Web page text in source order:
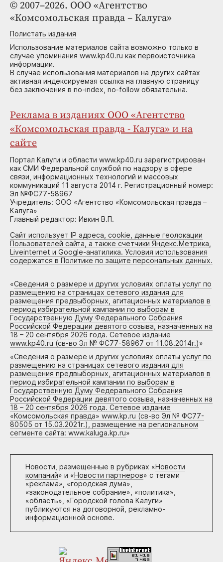
© 2007–2026. ООО «Агентство
«Комсомольская правда – Калуга»
Полистать издания
Использование материалов сайта возможно только в
случае упоминания www.kp40.ru как первоисточника
информации.
В случае использования материалов на других сайтах
активная индексируемая ссылка на главную страницу
без заключения в no-index, no-follow обязательна.
Реклама в изданиях ООО «Агентство
«Комсомольская правда - Калуга» и на
сайте
Портал Калуги и области www.kp40.ru зарегистрирован
как СМИ Федеральной службой по надзору в сфере
связи, информационных технологий и массовых
коммуникаций 11 августа 2014 г. Регистрационный номер:
Эл №ФС77-58967
Учредитель: ООО «Агентство «Комсомольская правда –
Калуга»
Главный редактор: Ивкин В.П.
Сайт использует IP адреса, cookie, данные геолокации
Пользователей сайта, а также счетчики Яндекс.Метрика,
Liveinternet и Google-анатилика. Условия использования
содержатся в Политике по защите персональных данных.
«Сведения о размере и других условиях оплаты услуг по
размещению на страницах сетевого издания для
размещения предвыборных, агитационных материалов в
период избирательной кампании по выборам в
Государственную Думу Федерального Собрания
Российской Федерации девятого созыва, назначенных на
18 – 20 сентября 2026 года. Сетевое издание
www.kp40.ru (св-во Эл № ФС77-58967 от 11.08.2014г.)»
«Сведения о размере и других условиях оплаты услуг по
размещению на страницах сетевого издания для
размещения предвыборных, агитационных материалов в
период избирательной кампании по выборам в
Государственную Думу Федерального Собрания
Российской Федерации девятого созыва, назначенных на
18 – 20 сентября 2026 года. Сетевое издание
«Комсомольская правда» www.kp.ru (св-во Эл № ФС77-
80505 от 15.03.2021г.), размещение на региональном
сегменте сайта: www.kaluga.kp.ru»
Новости, размещенные в рубриках «Новости
компаний» и «Новости партнеров» с тегами
«реклама», «городская дума»,
«законодательное собрание», «политика»,
«область», «Городской голова Калуги»
публикуются на договорной, рекламно-
информационной основе.